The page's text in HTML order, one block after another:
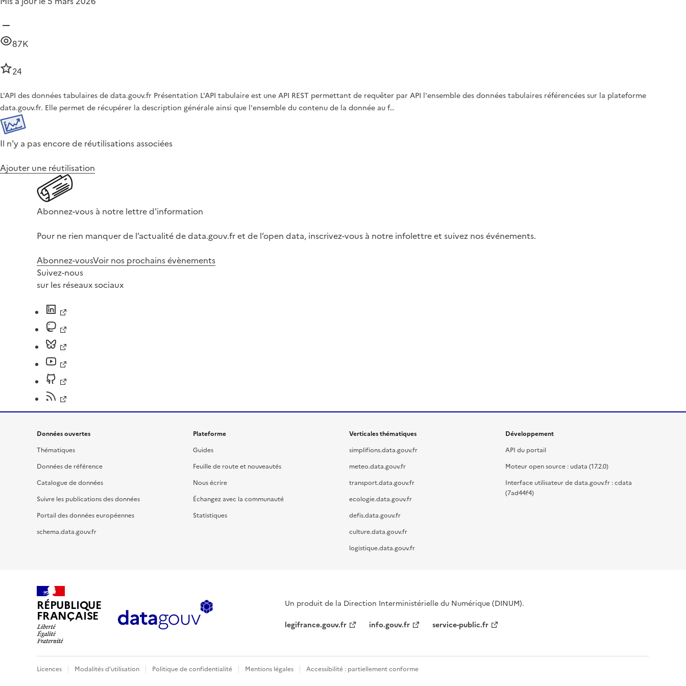
87K
24
L'API des données tabulaires de data.gouv.fr Présentation L'API tabulaire est une API REST permettant de requêter par API l'ensemble des données tabulaires référencées sur la plateforme
data.gouv.fr. Elle permet de récupérer la description générale ainsi que l'ensemble du contenu de la donnée au f…
Il n'y a pas encore de réutilisations associées
Ajouter une réutilisation
Abonnez-vous à notre lettre d'information
Pour ne rien manquer de l’actualité de data.gouv.fr et de l’open data, inscrivez-vous à notre infolettre et suivez nos événements.
Abonnez-vousVoir nos prochains évènements
Suivez-nous
sur les réseaux sociaux
Données ouvertes
Thématiques
Données de référence
Catalogue de données
Suivre les publications des données
Portail des données européennes
schema.data.gouv.fr
Plateforme
Guides
Feuille de route et nouveautés
Nous écrire
Échangez avec la communauté
Statistiques
Verticales thématiques
simplifions.data.gouv.fr
meteo.data.gouv.fr
transport.data.gouv.fr
ecologie.data.gouv.fr
defis.data.gouv.fr
culture.data.gouv.fr
logistique.data.gouv.fr
Développement
API du portail
Moteur open source : udata (17.2.0)
Interface utilisateur de data.gouv.fr : cdata
(7ad44f4)
RÉPUBLIQUE
FRANÇAISE
Un produit de la Direction Interministérielle du Numérique (DINUM).
legifrance.gouv.fr
info.gouv.fr service-public.fr
Licences Modalités d'utilisation Politique de confidentialité Mentions légales Accessibilité : partiellement conforme